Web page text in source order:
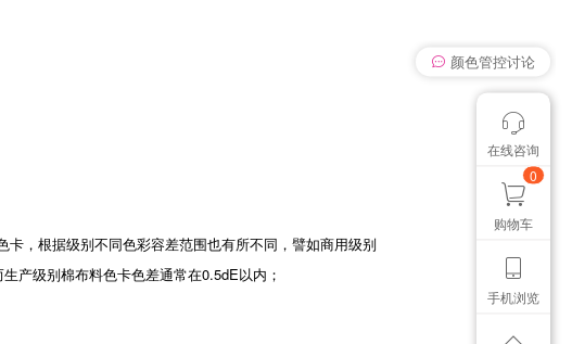
卡，根据级别不同色彩容差范围也有所不同，譬如商用级别
产级别棉布料色卡色差通常在0.5dE以内；
想找个色卡
颜色管控讨论
在线咨询
0
购物车
手机浏览